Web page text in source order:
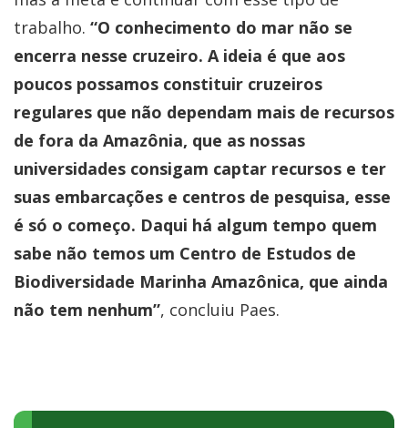
trabalho. “O conhecimento do mar não se
encerra nesse cruzeiro. A ideia é que aos
poucos possamos constituir cruzeiros
regulares que não dependam mais de recursos
de fora da Amazônia, que as nossas
universidades consigam captar recursos e ter
suas embarcações e centros de pesquisa, esse
é só o começo. Daqui há algum tempo quem
sabe não temos um Centro de Estudos de
Biodiversidade Marinha Amazônica, que ainda
não tem nenhum”, concluiu Paes.